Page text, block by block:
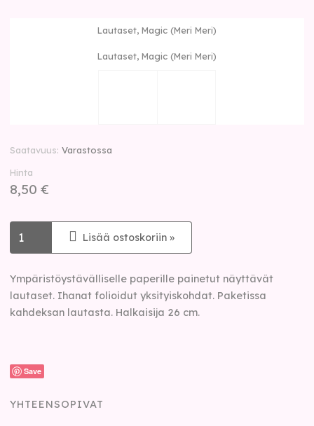
Lautaset, Magic (Meri Meri)
Lautaset, Magic (Meri Meri)
Saatavuus Varastossa
Hinta
8,50 €
Lisää ostoskoriin »
Ympäristöystävälliselle paperille painetut näyttävät
lautaset. Ihanat folioidut yksityiskohdat. Paketissa
kahdeksan lautasta. Halkaisija 26 cm.
Save
YHTEENSOPIVAT